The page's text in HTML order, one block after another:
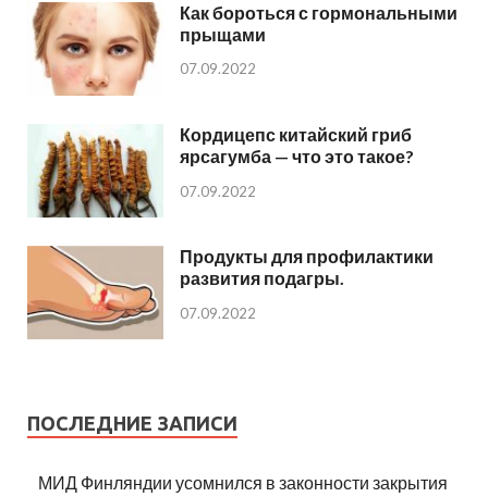
Как бороться с гормональными
прыщами
07.09.2022
Кордицепс китайский гриб
ярсагумба — что это такое?
07.09.2022
Продукты для профилактики
развития подагры.
07.09.2022
ПОСЛЕДНИЕ ЗАПИСИ
МИД Финляндии усомнился в законности закрытия